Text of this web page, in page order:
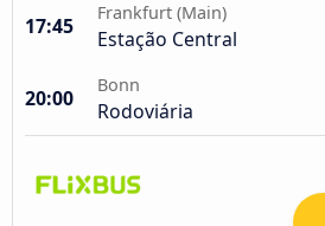
17:45
Frankfurt (Main)
Estação Central
20:00
Bonn
Rodoviária